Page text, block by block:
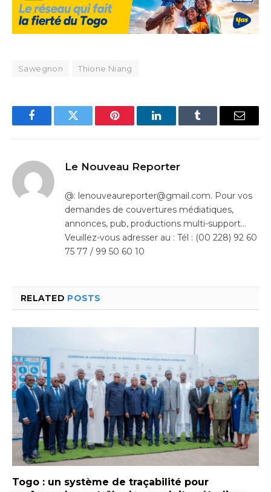
Sawegnon Thione Niang
FacebookTwitter Pinterest LinkedInTumblr Email
Le Nouveau Reporter
@: lenouveaureporter@gmail.com. Pour vos
demandes de couvertures médiatiques,
annonces, pub, productions multi-support…
Veuillez-vous adresser au : Tél : (00 228) 92 60
75 77 / 99 50 60 10
RELATED POSTS
Togo : un système de traçabilité pour